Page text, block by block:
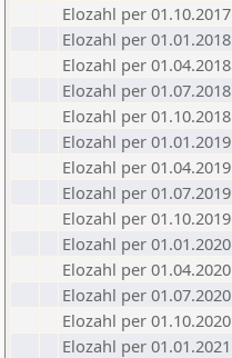
Elozahl per 01.10.2017
Elozahl per 01.01.2018
Elozahl per 01.04.2018
Elozahl per 01.07.2018
Elozahl per 01.10.2018
Elozahl per 01.01.2019
Elozahl per 01.04.2019
Elozahl per 01.07.2019
Elozahl per 01.10.2019
Elozahl per 01.01.2020
Elozahl per 01.04.2020
Elozahl per 01.07.2020
Elozahl per 01.10.2020
Elozahl per 01.01.2021